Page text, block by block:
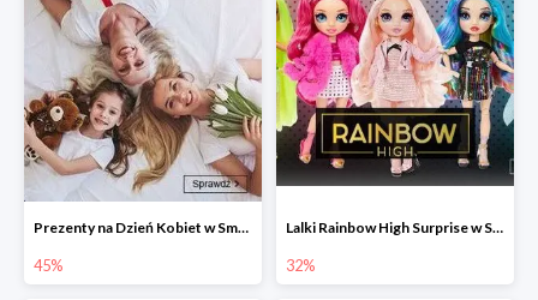
Prezenty na Dzień Kobiet w Smyku do -45%
45%
Lalki Rainbow High Surprise w Smyku do -35%
32%